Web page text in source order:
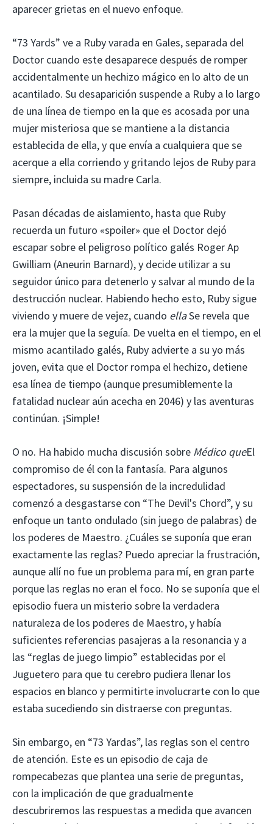
aparecer grietas en el nuevo enfoque.
“73 Yards” ve a Ruby varada en Gales, separada del
Doctor cuando este desaparece después de romper
accidentalmente un hechizo mágico en lo alto de un
acantilado. Su desaparición suspende a Ruby a lo largo
de una línea de tiempo en la que es acosada por una
mujer misteriosa que se mantiene a la distancia
establecida de ella, y que envía a cualquiera que se
acerque a ella corriendo y gritando lejos de Ruby para
siempre, incluida su madre Carla.
Pasan décadas de aislamiento, hasta que Ruby
recuerda un futuro «spoiler» que el Doctor dejó
escapar sobre el peligroso político galés Roger Ap
Gwilliam (Aneurin Barnard), y decide utilizar a su
seguidor único para detenerlo y salvar al mundo de la
destrucción nuclear. Habiendo hecho esto, Ruby sigue
viviendo y muere de vejez, cuando ellaSe revela que
era la mujer que la seguía. De vuelta en el tiempo, en el
mismo acantilado galés, Ruby advierte a su yo más
joven, evita que el Doctor rompa el hechizo, detiene
esa línea de tiempo (aunque presumiblemente la
fatalidad nuclear aún acecha en 2046) y las aventuras
continúan. ¡Simple!
O no. Ha habido mucha discusión sobre Médico queEl
compromiso de él con la fantasía. Para algunos
espectadores, su suspensión de la incredulidad
comenzó a desgastarse con “The Devil's Chord”, y su
enfoque un tanto ondulado (sin juego de palabras) de
los poderes de Maestro. ¿Cuáles se suponía que eran
exactamente las reglas? Puedo apreciar la frustración,
aunque allí no fue un problema para mí, en gran parte
porque las reglas no eran el foco. No se suponía que el
episodio fuera un misterio sobre la verdadera
naturaleza de los poderes de Maestro, y había
suficientes referencias pasajeras a la resonancia y a
las “reglas de juego limpio” establecidas por el
Juguetero para que tu cerebro pudiera llenar los
espacios en blanco y permitirte involucrarte con lo que
estaba sucediendo sin distraerse con preguntas.
Sin embargo, en “73 Yardas”, las reglas son el centro
de atención. Este es un episodio de caja de
rompecabezas que plantea una serie de preguntas,
con la implicación de que gradualmente
descubriremos las respuestas a medida que avancen